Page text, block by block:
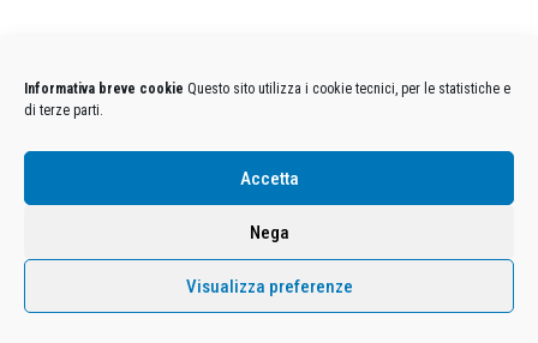
Informativa breve cookie Questo sito utilizza i cookie tecnici, per le statistiche e
di terze parti.
Accetta
Nega
Visualizza preferenze